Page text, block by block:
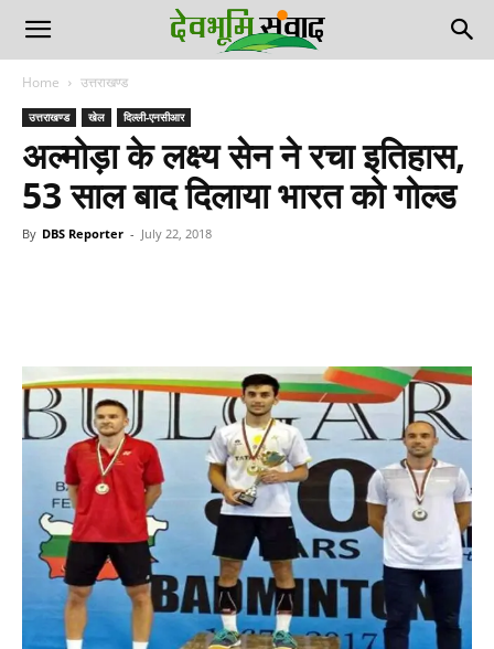
Home उत्तराखण्ड
उत्तराखण्ड खेल दिल्ली-एनसीआर
अल्मोड़ा के लक्ष्य सेन ने रचा इतिहास,
53 साल बाद दिलाया भारत को गोल्ड
By DBS Reporter - July 22, 2018